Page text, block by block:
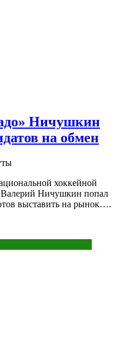
Ничушкин
на обмен
хоккейной
Ничушкин попал
выставить на рынок….